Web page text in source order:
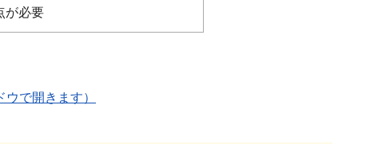
が必要
で開きます）